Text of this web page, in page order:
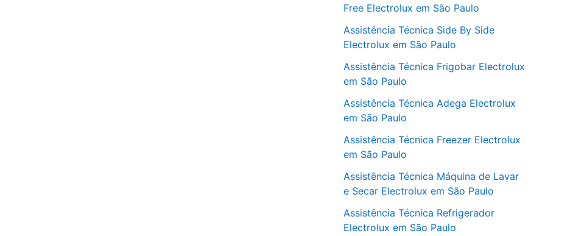
Free Electrolux em São Paulo
Assistência Técnica Side By Side
Electrolux em São Paulo
Assistência Técnica Frigobar Electrolux
em São Paulo
Assistência Técnica Adega Electrolux
em São Paulo
Assistência Técnica Freezer Electrolux
em São Paulo
Assistência Técnica Máquina de Lavar
e Secar Electrolux em São Paulo
Assistência Técnica Refrigerador
Electrolux em São Paulo